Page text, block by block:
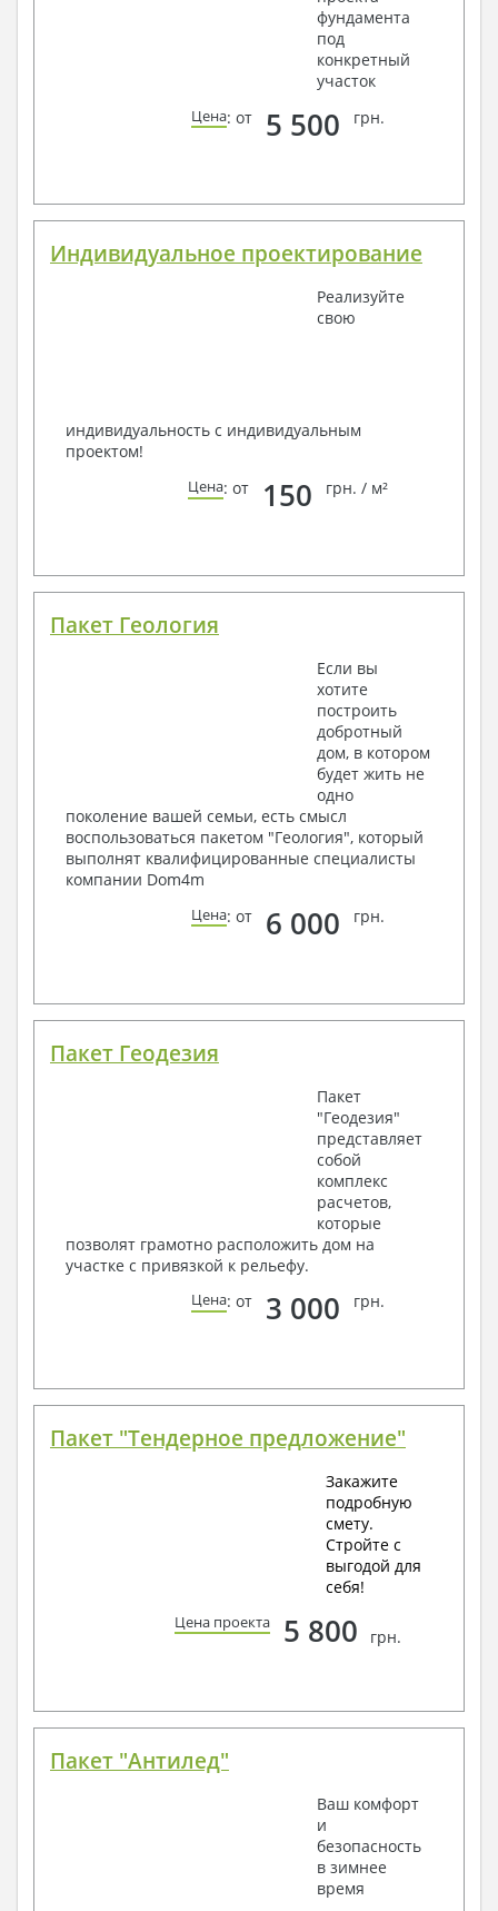
фундамента
под
конкретный
участок
Цена: от 5 500 грн.
Индивидуальное проектирование
Реализуйте
свою
индивидуальность с индивидуальным
проектом!
Цена: от 150 грн. / м²
Пакет Геология
Если вы
хотите
построить
добротный
дом, в котором
будет жить не
одно
поколение вашей семьи, есть смысл
воспользоваться пакетом "Геология", который
выполнят квалифицированные специалисты
компании Dom4m
Цена: от 6 000 грн.
Пакет Геодезия
Пакет
"Геодезия"
представляет
собой
комплекс
расчетов,
которые
позволят грамотно расположить дом на
участке с привязкой к рельефу.
Цена: от 3 000 грн.
Пакет "Тендерное предложение"
Закажите
подробную
смету.
Стройте с
выгодой для
себя!
Цена проекта 5 800 грн.
Пакет "Антилед"
Ваш комфорт
и
безопасность
в зимнее
время